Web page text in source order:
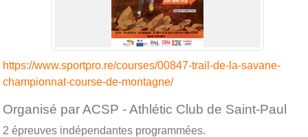
https://www.sportpro.re/courses/00847-trail-de-la-savane-
championnat-course-de-montagne/
Organisé par ACSP - Athlétic Club de Saint-Paul
2 épreuves indépendantes programmées.